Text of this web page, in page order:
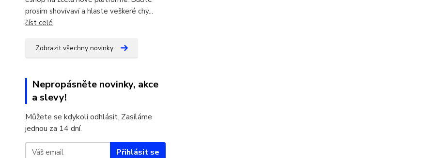
prosím shovívaví a hlaste veškeré chy...
číst celé
Zobrazit všechny novinky
Nepropásněte novinky, akce
a slevy!
Můžete se kdykoli odhlásit. Zasíláme
jednou za 14 dní.
Přihlásit se